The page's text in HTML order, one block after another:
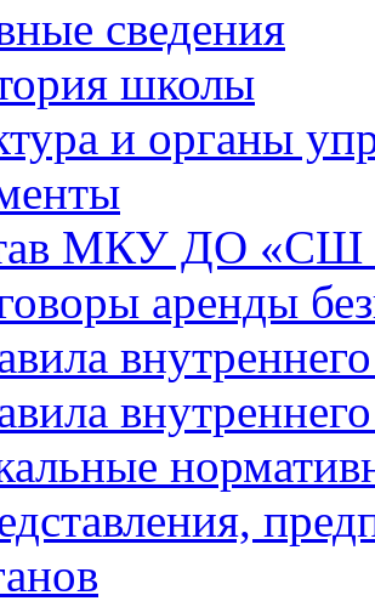
сведения
школы
и органы
МКУ ДО
аренды